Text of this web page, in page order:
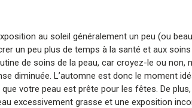
au soleil généralement un peu (ou
un peu plus de temps à la santé et aux
de soins de la peau, car croyez-le ou non,
diminuée. L’automne est donc le moment
votre peau est prête pour les fêtes. De
excessivement grasse et une exposition